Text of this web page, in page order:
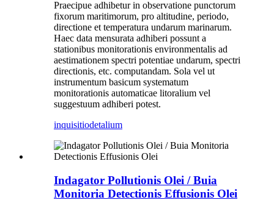
Praecipue adhibetur in observatione punctorum
fixorum maritimorum, pro altitudine, periodo,
directione et temperatura undarum marinarum.
Haec data mensurata adhiberi possunt a
stationibus monitorationis environmentalis ad
aestimationem spectri potentiae undarum, spectri
directionis, etc. computandam. Sola vel ut
instrumentum basicum systematum
monitorationis automaticae litoralium vel
suggestuum adhiberi potest.
inquisitiodetalium
Indagator Pollutionis Olei / Buia
Monitoria Detectionis Effusionis Olei